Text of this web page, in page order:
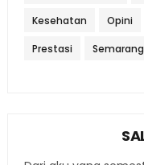
Kesehatan Opini
Prestasi